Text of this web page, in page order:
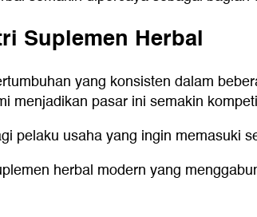
Suplemen Herbal
yang konsisten dalam
menjadikan pasar ini semakin
pelaku usaha yang ingin memasuki
herbal modern yang